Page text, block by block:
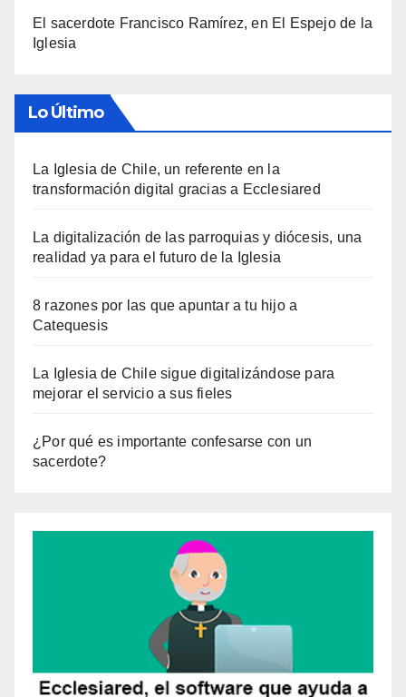
El sacerdote Francisco Ramírez, en El Espejo de la
Iglesia
Lo Último
La Iglesia de Chile, un referente en la
transformación digital gracias a Ecclesiared
La digitalización de las parroquias y diócesis, una
realidad ya para el futuro de la Iglesia
8 razones por las que apuntar a tu hijo a
Catequesis
La Iglesia de Chile sigue digitalizándose para
mejorar el servicio a sus fieles
¿Por qué es importante confesarse con un
sacerdote?